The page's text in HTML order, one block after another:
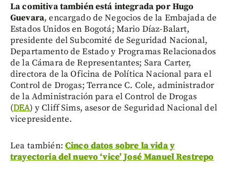
La comitiva también está integrada por Hugo
Guevara, encargado de Negocios de la Embajada de
Estados Unidos en Bogotá; Mario Díaz-Balart,
presidente del Subcomité de Seguridad Nacional,
Departamento de Estado y Programas Relacionados
de la Cámara de Representantes; Sara Carter,
directora de la Oficina de Política Nacional para el
Control de Drogas; Terrance C. Cole, administrador
de la Administración para el Control de Drogas
(DEA) y Cliff Sims, asesor de Seguridad Nacional del
vicepresidente.
Lea también: Cinco datos sobre la vida y
trayectoria del nuevo ‘vice’ José Manuel Restrepo